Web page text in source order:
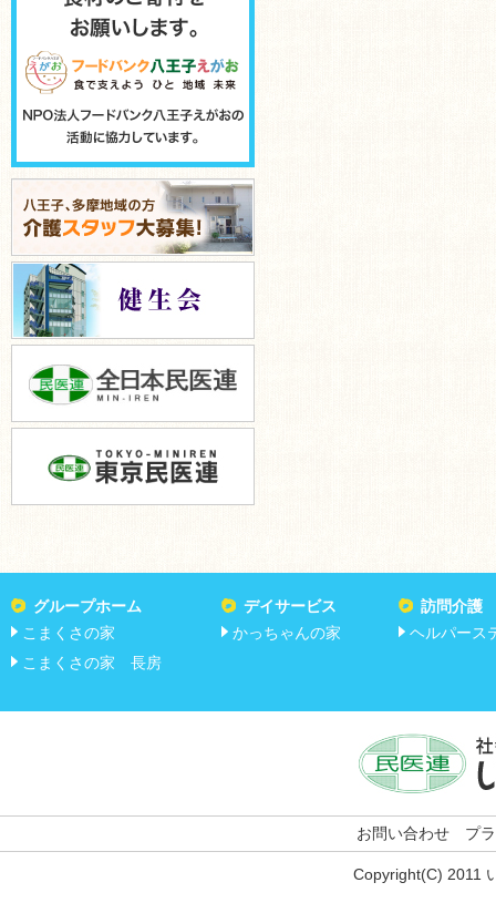
グループホーム
こまくさの家
こまくさの家 長房
デイサービス
かっちゃんの家
訪問介護
ヘルパース
お問い合わせ プ
Copyright(C) 2011